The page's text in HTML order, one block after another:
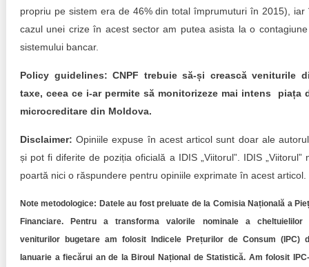
propriu pe sistem era de 46% din total împrumuturi în 2015), iar
cazul unei crize în acest sector am putea asista la o
sistemului bancar.
Policy guidelines: CNPF trebuie să-și crească veniturile
taxe, ceea ce i-ar permite să monitorizeze mai intens piața
microcreditare din Moldova.
Disclaimer: Opiniile expuse în acest articol sunt doar ale
și pot fi diferite de poziția oficială a IDIS „Viitorul”. IDIS „Viitorul”
poartă nici o răspundere pentru opiniile exprimate în acest articol.
Note metodologice: Datele au fost preluate de la Comisia Națională a
Financiare. Pentru a transforma valorile nominale a cheltuielilor
veniturilor bugetare am folosit Indicele Prețurilor de Consum (IPC)
Ianuarie a fiecărui an de la Biroul Național de Statistică. Am folosit